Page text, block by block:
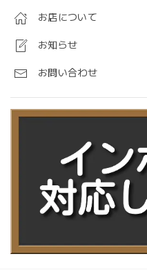
お店について
お知らせ
お問い合わせ